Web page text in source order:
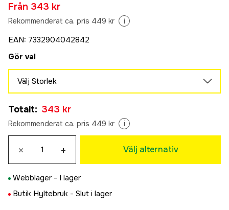
Från 343 kr
Rekommenderat ca. pris 449 kr i
EAN: 7332904042842
Gör val
Välj Storlek
343 kr
8
343 kr
Tillfälligt slut
343 kr
11
Totalt: 343 kr
Rekommenderat ca. pris 449 kr i
× + Välj alternativ
Webblager - I lager
Butik Hyltebruk - Slut i lager